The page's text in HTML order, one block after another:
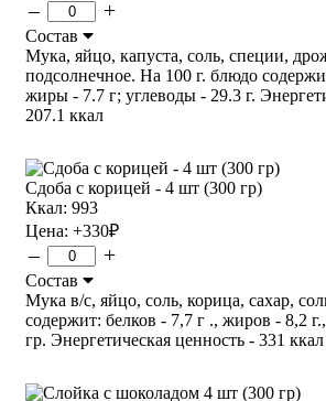
– +
Состав
Мука, яйцо, капуста, соль, специи,
подсолнечное. На 100 г. блюдо
жиры - 7.7 г; углеводы - 29.3 г.
207.1 ккал
Сдоба с корицей - 4 шт (300 гр)
Ккал: 993
Цена: +330₽
– +
Состав
Мука в/с, яйцо, соль, корица, сахар,
содержит: белков - 7,7 г ., жиров - 8,2
гр. Энергетическая ценность - 331 ккал